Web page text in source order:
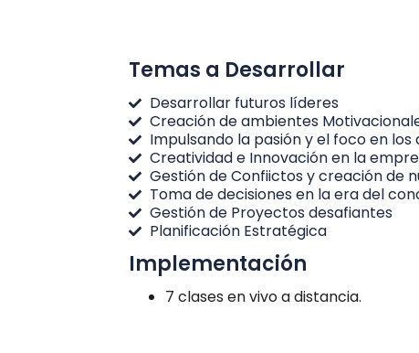
Temas a Desarrollar
Desarrollar futuros líderes
Creación de ambientes
Impulsando la pasión y el foco en los
Creatividad e Innovación en la
Gestión de Confiictos y creación de
Toma de decisiones en la era del
Gestión de Proyectos desafiantes
Planificación Estratégica
Implementación
7 clases en vivo a distancia.